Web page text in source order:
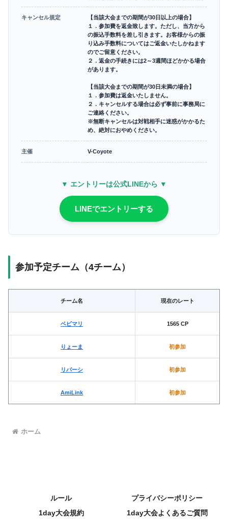
キャンセル規定
【当該大会までの期間が30日以上の場合】
１．参加費を返金致します。ただし、当方から
の振込手数料を差し引きます。お客様からの振
り込み手数料についてはご返金いたしかねます
のでご留意ください。
２．返金の手続きには2～3週間ほどかかる場合
があります。
【当該大会までの期間が30日未満の場合】
１．参加費は返金いたしません。
２．キャンセルする場合は必ず事前に事務局に
ご連絡ください。
※無断キャンセルは対戦相手に迷惑がかかるた
め、絶対におやめください。
主催 V-Coyote
▼ エントリーは公式LINEから ▼
LINEでエントリーする
参加予定チーム（4チーム）
チーム名 現在のレート
ベビマリ 1565 CP
りょーま 初参加
リバーシ 初参加
AmiLink 初参加
ホーム
ルール
プライバシーポリシー
1day大会規約
1day大会よくあるご質問